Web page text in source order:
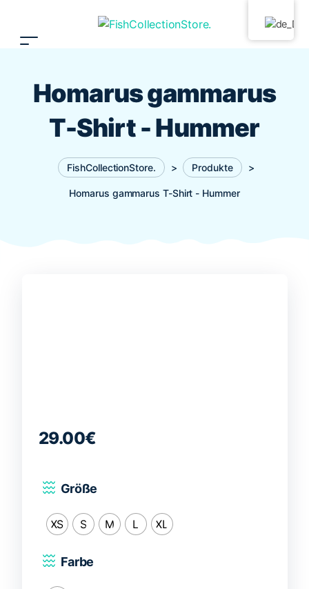
Homarus gammarus
T-Shirt - Hummer
FishCollectionStore. > Produkte >
Homarus gammarus T-Shirt - Hummer
29.00€
Größe
XS S M L XL
Farbe